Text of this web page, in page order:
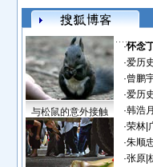
与松鼠的意外接触
·怀念
·爱历史
·曾鹏
·爱历史
·韩浩月
·荣林|
·朱顺
·张原|